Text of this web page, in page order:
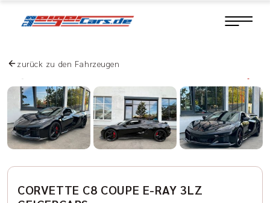
zurück zu den Fahrzeugen
CORVETTE C8 COUPE E-RAY 3LZ